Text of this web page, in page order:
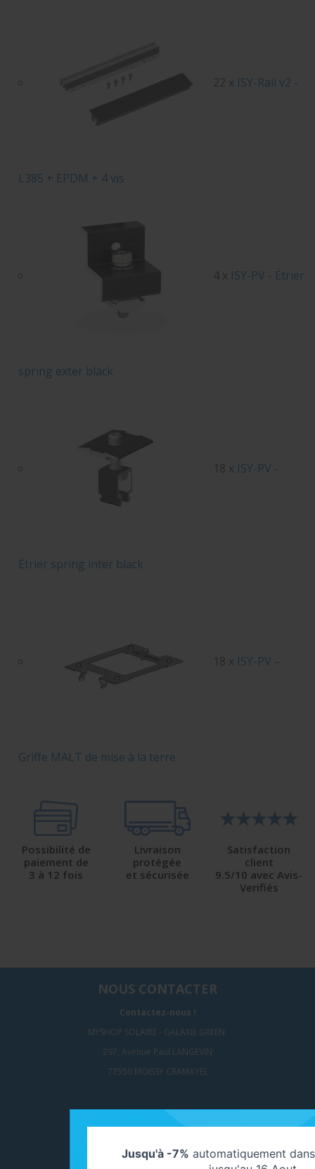
22 x ISY-Rail v2 -
L385 + EPDM + 4 vis
4 x ISY-PV - Étrier
spring exter black
18 x ISY-PV -
Étrier spring inter black
18 x ISY-PV –
Griffe MALT de mise à la terre
Possibilité de
paiement de
3 à 12 fois
Livraison
protégée
et sécurisée
Satisfaction
client
9.5/10 avec Avis-
Verifiés
NOUS CONTACTER
Contactez-nous !
MYSHOP SOLAIRE - GALAXIE GREEN
297, Avenue Paul LANGEVIN
77550 MOISSY CRAMAYEL
SUIVEZ-NOUS
Jusqu'à -7% automatiquement